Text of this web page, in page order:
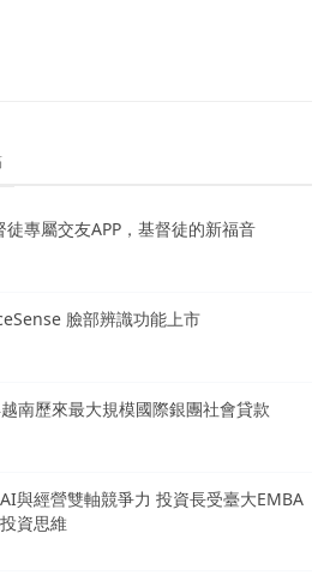
徒專屬交友APP，基督徒的新福音
臉部辨識功能上市
南歷來最大規模國際銀團社會貸款
與經營雙軸競爭力 投資長受臺大EMBA
資思維